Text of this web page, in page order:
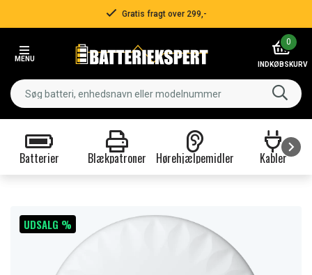
Gratis fragt over 299,-
MENU
0
INDKØBSKURV
Batterier Blækpatroner Hørehjælpemidler Kabler
UDSALG %